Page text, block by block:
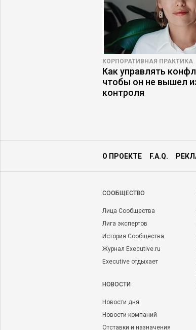
КОРПОРАТИВНАЯ ПРАКТИКА
Как управлять
чтобы он не вышел
контроля
О ПРОЕКТЕ F.A.Q.
CООБЩЕСТВО
Лица Сообщества
Лига экспертов
История Сообщества
Журнал Executive.ru
Executive отдыхает
НОВОСТИ
Новости дня
Новости компаний
Отставки и назначения